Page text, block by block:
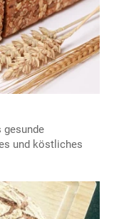
gesunde
und köstliches